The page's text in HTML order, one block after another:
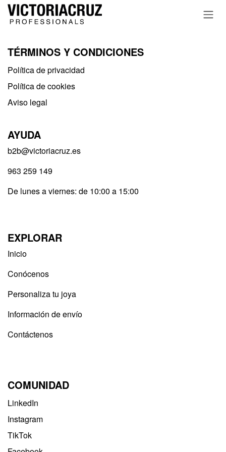
Ir al contenido
TÉRMINOS Y CONDICIONES
Política de privacidad​
Política de cookies
Aviso legal
AYUDA
b2b@victoriacruz.es
963 259 149
De lunes a viernes: de 10:00 a 15:00
EXPLORAR
Inicio
Conócenos
Personaliza tu joya
Información de envío
Contáctenos
COMUNIDAD
LinkedIn
Instagram
TikTok